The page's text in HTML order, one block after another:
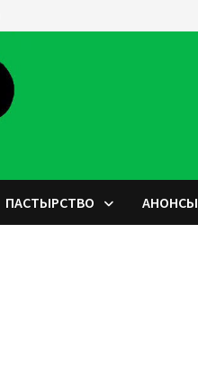
ПАСТЫРСТВО АНОНСЫ